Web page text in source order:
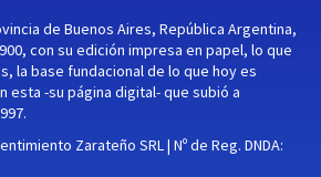
de Buenos Aires, República Argentina,
con su edición impresa en papel, lo que
la base fundacional de lo que hoy es
esta -su página digital- que subió a
Zarateño SRL | Nº de Reg. DNDA: